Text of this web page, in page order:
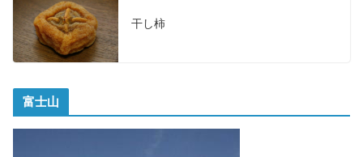
干し柿
富士山